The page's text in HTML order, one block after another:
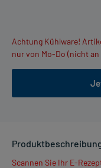
Achtung Kühlware!
nur von Mo-Do (nicht
Scannen Sie Ihr E-